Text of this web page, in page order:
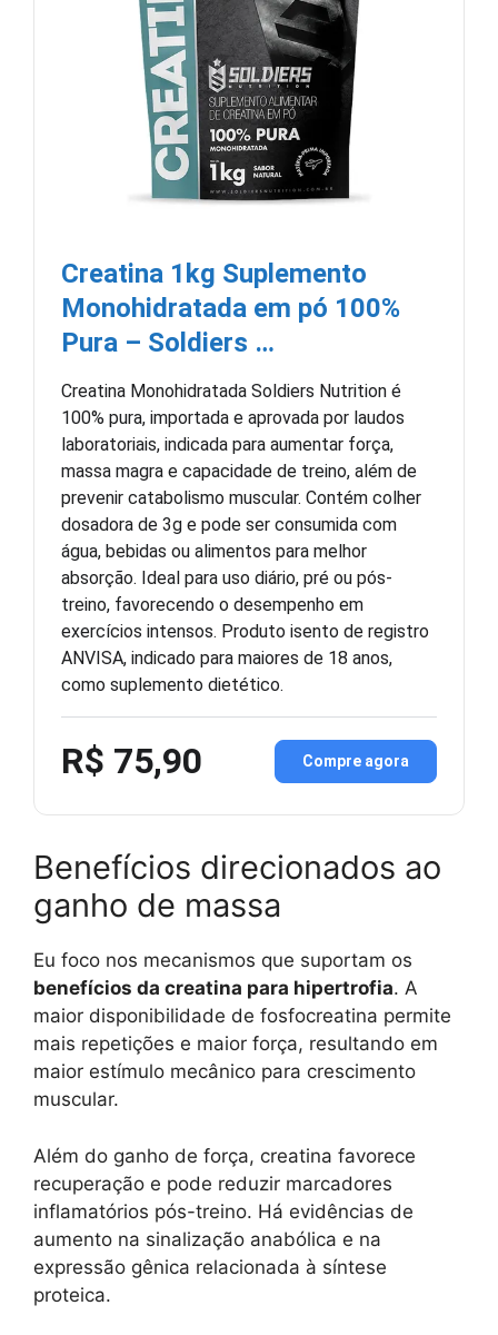
Creatina 1kg Suplemento
Monohidratada em pó 100%
Pura – Soldiers …
Creatina Monohidratada Soldiers Nutrition é
100% pura, importada e aprovada por laudos
laboratoriais, indicada para aumentar força,
massa magra e capacidade de treino, além de
prevenir catabolismo muscular. Contém colher
dosadora de 3g e pode ser consumida com
água, bebidas ou alimentos para melhor
absorção. Ideal para uso diário, pré ou pós-
treino, favorecendo o desempenho em
exercícios intensos. Produto isento de registro
ANVISA, indicado para maiores de 18 anos,
como suplemento dietético.
R$ 75,90 Compre agora
Benefícios direcionados ao
ganho de massa
Eu foco nos mecanismos que suportam os
benefícios da creatina para hipertrofia. A
maior disponibilidade de fosfocreatina permite
mais repetições e maior força, resultando em
maior estímulo mecânico para crescimento
muscular.
Além do ganho de força, creatina favorece
recuperação e pode reduzir marcadores
inflamatórios pós-treino. Há evidências de
aumento na sinalização anabólica e na
expressão gênica relacionada à síntese
proteica.